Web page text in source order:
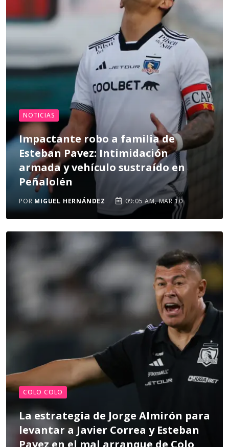
NOTICIAS
Impactante robo a familia de
Esteban Pavez: Intimidación
armada y vehículo sustraído en
Peñalolén
POR MIGUEL HERNÁNDEZ 09:05 AM, MAR 10
COLO COLO
La estrategia de Jorge Almirón para
levantar a Javier Correa y Esteban
Pavez en el mal arranque de Colo